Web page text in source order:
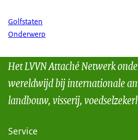
Golfstaten
Onderwerp
Het LVVN Attaché Netwerk
wereldwijd bij internationale
landbouw, visserij,
Service